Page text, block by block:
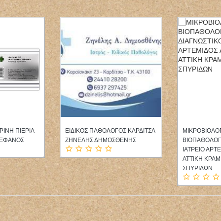
ΟΦΘΑΛΜΙΑΤΡΟΣ ΧΕΙΡΟΥΡΓΟΣ
ΟΦΘΑΛΜΙΑΤΡΕΙΟ ΧΑΝΙΑ
ΚΑΡΤΑΚΗΣ ΝΙΚΟΛΑΟΣ
ΠΑΙΔΙΑΤΡΟΣ
ΔΑΛΠΑ